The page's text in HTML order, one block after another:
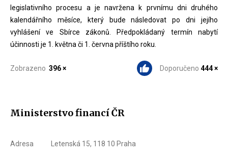
legislativního procesu a je navržena k prvnímu dni druhého
kalendářního měsíce, který bude následovat po dni jejího
vyhlášení ve Sbírce zákonů. Předpokládaný termín nabytí
účinnosti je 1. května či 1. června příštího roku.
Zobrazeno 396 × Doporučeno 444 ×
Ministerstvo financí ČR
Adresa Letenská 15, 118 10 Praha